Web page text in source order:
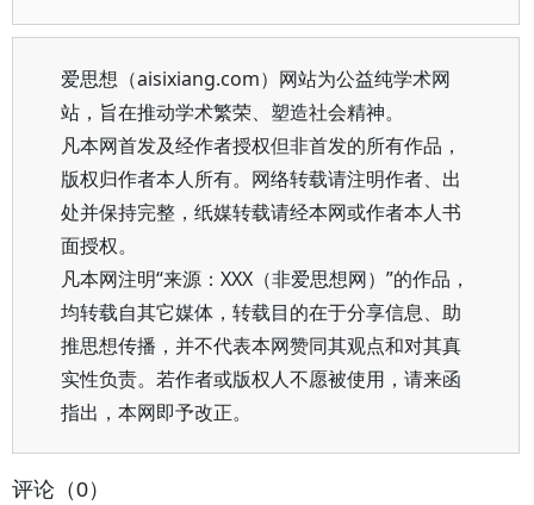
爱思想（aisixiang.com）网站为公益纯学术网
站，旨在推动学术繁荣、塑造社会精神。
凡本网首发及经作者授权但非首发的所有作品，
版权归作者本人所有。网络转载请注明作者、出
处并保持完整，纸媒转载请经本网或作者本人书
面授权。
凡本网注明“来源：XXX（非爱思想网）”的作品，
均转载自其它媒体，转载目的在于分享信息、助
推思想传播，并不代表本网赞同其观点和对其真
实性负责。若作者或版权人不愿被使用，请来函
指出，本网即予改正。
评论（0）